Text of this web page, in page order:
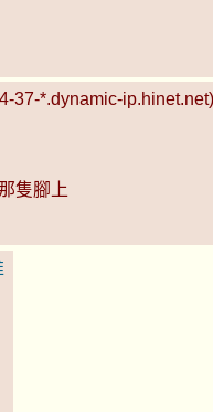
37-*.dynamic-
隻腳上